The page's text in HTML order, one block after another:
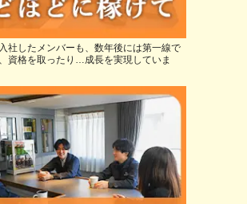
社したメンバーも、数年後には第一線で
資格を取ったり…成長を実現していま